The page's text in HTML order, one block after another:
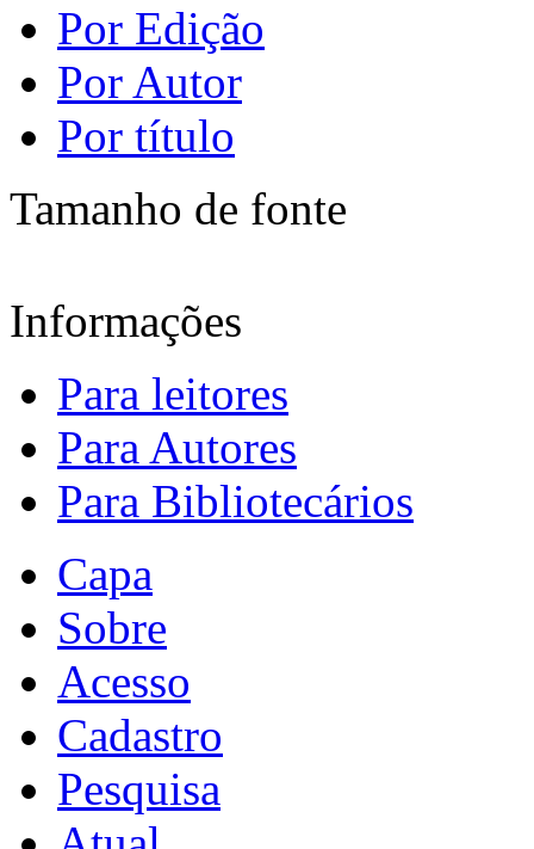
Por Edição
Por Autor
Por título
Tamanho de fonte
Informações
Para leitores
Para Autores
Para Bibliotecários
Capa
Sobre
Acesso
Cadastro
Pesquisa